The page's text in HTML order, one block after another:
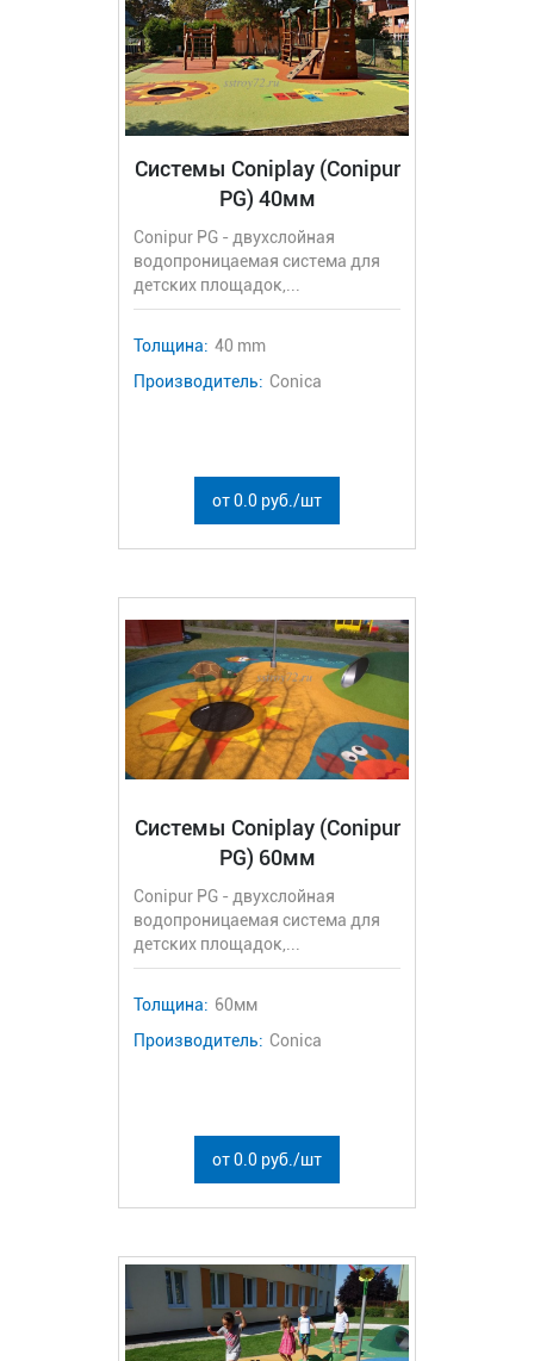
Системы Coniplay (Conipur
PG) 40мм
Conipur PG - двухслойная
водопроницаемая система для
детских площадок,...
Толщина: 40 mm
Производитель: Conica
от 0.0 руб./шт
Системы Coniplay (Conipur
PG) 60мм
Conipur PG - двухслойная
водопроницаемая система для
детских площадок,...
Толщина: 60мм
Производитель: Conica
от 0.0 руб./шт